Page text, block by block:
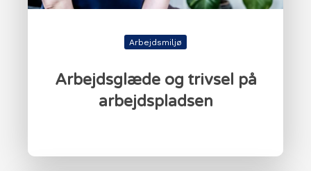
Arbejdsmiljø
Arbejdsglæde og trivsel på
arbejdspladsen